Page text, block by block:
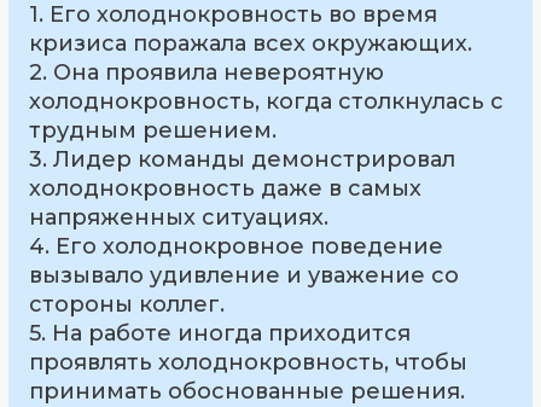
1. Его холоднокровность во время
кризиса поражала всех окружающих.
2. Она проявила невероятную
холоднокровность, когда столкнулась с
трудным решением.
3. Лидер команды демонстрировал
холоднокровность даже в самых
напряженных ситуациях.
4. Его холоднокровное поведение
вызывало удивление и уважение со
стороны коллег.
5. На работе иногда приходится
проявлять холоднокровность, чтобы
принимать обоснованные решения.